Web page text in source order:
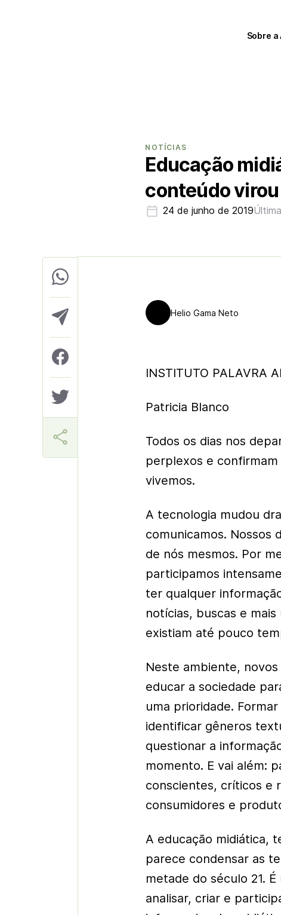
Sobre a
NOTÍCIAS
Educação
conteúdo
24 de junho de 2019
Helio Gama Neto
INSTITUTO PALAVRA
Patricia Blanco
Todos os dias nos
perplexos e
vivemos.
A tecnologia mudou
comunicamos. Nossos
de nós mesmos. Por
participamos
ter qualquer
notícias, buscas e
existiam até pouco
Neste ambiente,
educar a sociedade
uma prioridade.
identificar gêneros
questionar a
momento. E vai além:
conscientes, críticos e
consumidores e
A educação midiática,
parece condensar as
metade do século 21.
analisar, criar e